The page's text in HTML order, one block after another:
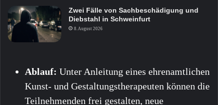
Zwei Fälle von Sachbeschädigung und
Diebstahl in Schweinfurt
8. August 2026
Ablauf: Unter Anleitung eines ehrenamtlichen
Kunst- und Gestaltungstherapeuten können die
Teilnehmenden frei gestalten, neue